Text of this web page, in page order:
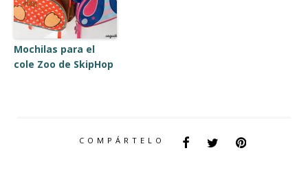
Mochilas para el
cole Zoo de SkipHop
COMPÁRTELO